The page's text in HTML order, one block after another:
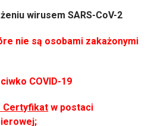
wirusem SARS-CoV-2
nie są osobami zakażonymi
COVID-19
Certyfikat w postaci